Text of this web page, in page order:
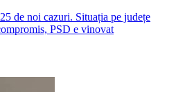
de noi cazuri. Situația pe județe
PSD e vinovat